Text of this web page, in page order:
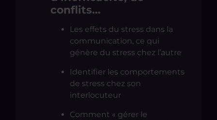
conflits…
Les effets du stress dans la
communication, ce qui
génère du stress chez l’autre
Identifier les comportements
de stress chez son
interlocuteur
Comment « gérer le